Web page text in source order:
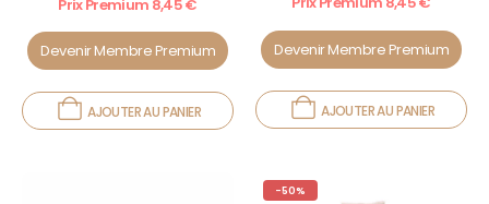
Prix Premium 8,45€
Devenir Membre Premium
AJOUTER AU PANIER
Devenir Membre Premium
AJOUTER AU PANIER
-50%